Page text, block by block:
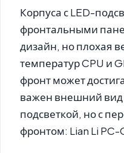
Корпуса с LED-
фронтальными
дизайн, но плохая
температур CPU и
фронт может
важен внешний вид
подсветкой, но с
фронтом: Lian Li PC-